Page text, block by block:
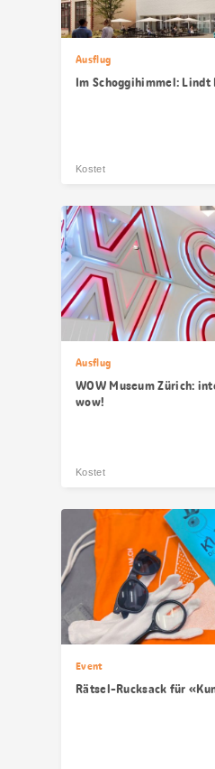
Ausflug
Im Schoggihimmel: Lindt
Kostet
Ausflug
WOW Museum Zürich:
wow!
Kostet
Event
Rätsel-Rucksack für